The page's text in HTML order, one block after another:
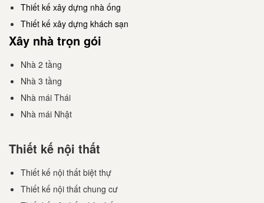
Thiết kế xây dựng nhà ống
Thiết kế xây dựng khách sạn
Xây nhà trọn gói
Nhà 2 tầng
Nhà 3 tầng
Nhà mái Thái
Nhà mái Nhật
Thiết kế nội thất
Thiết kế nội thất biệt thự
Thiết kế nội thất chung cư